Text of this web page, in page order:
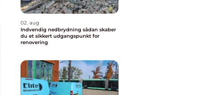
02. aug
Indvendig nedbrydning sådan skaber
du et sikkert udgangspunkt for
renovering